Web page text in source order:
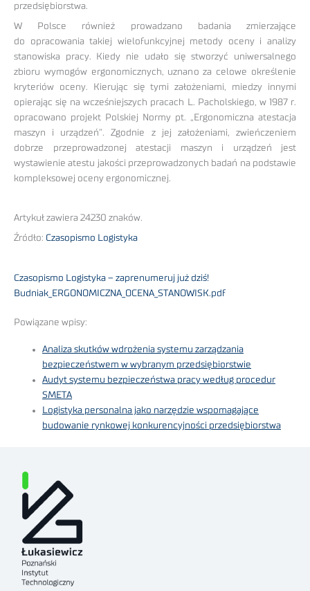
przedsiębiorstwa.
W Polsce również prowadzano badania zmierzające
do opracowania takiej wielofunkcyjnej metody oceny i analizy
stanowiska pracy. Kiedy nie udało się stworzyć uniwersalnego
zbioru wymogów ergonomicznych, uznano za celowe określenie
kryteriów oceny. Kierując się tymi założeniami, miedzy innymi
opierając się na wcześniejszych pracach L. Pacholskiego, w 1987 r.
opracowano projekt Polskiej Normy pt. „Ergonomiczna atestacja
maszyn i urządzeń”. Zgodnie z jej założeniami, zwieńczeniem
dobrze przeprowadzonej atestacji maszyn i urządzeń jest
wystawienie atestu jakości przeprowadzonych badań na podstawie
kompleksowej oceny ergonomicznej.
Artykuł zawiera 24230 znaków.
Źródło: Czasopismo Logistyka
Czasopismo Logistyka – zaprenumeruj już dziś!
Budniak_ERGONOMICZNA_OCENA_STANOWISK.pdf
Powiązane wpisy:
Analiza skutków wdrożenia systemu zarządzania
bezpieczeństwem w wybranym przedsiębiorstwie
Audyt systemu bezpieczeństwa pracy według procedur
SMETA
Logistyka personalna jako narzędzie wspomagające
budowanie rynkowej konkurencyjności przedsiębiorstwa